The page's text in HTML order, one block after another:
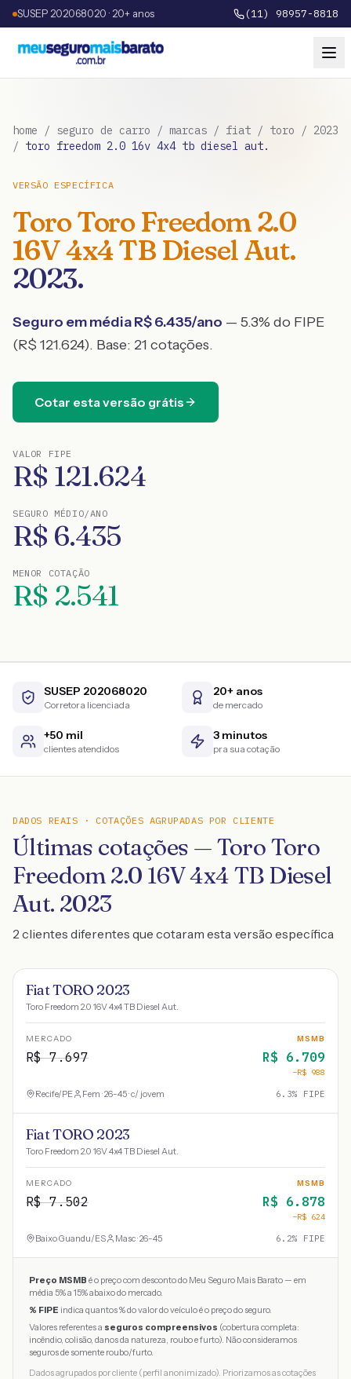
SUSEP 202068020 · 20+ anos (11) 98957-8818
home / seguro de carro / marcas / fiat / toro / 2023
/ toro freedom 2.0 16v 4x4 tb diesel aut.
VERSÃO ESPECÍFICA
ToroToro Freedom 2.0
16V 4x4 TB Diesel Aut.
2023.
Seguro em média R$6.435/ano — 5.3% do FIPE
(R$ 121.624). Base: 21 cotações.
Cotar esta versão grátis
VALOR FIPE
R$ 121.624
SEGURO MÉDIO/ANO
R$ 6.435
MENOR COTAÇÃO
R$ 2.541
SUSEP 202068020
Corretora licenciada
20+ anos
de mercado
+50 mil
clientes atendidos
3 minutos
pra sua cotação
DADOS REAIS · COTAÇÕES AGRUPADAS POR CLIENTE
Últimas cotações — Toro Toro
Freedom 2.0 16V 4x4 TB Diesel
Aut. 2023
2 clientes diferentes que cotaram esta versão específica
Fiat TORO 2023
Toro Freedom 2.0 16V 4x4 TB Diesel Aut.
MERCADO
R$7.697
MSMB
R$ 6.709
−R$ 988
Recife/PE Fem · 26-45 · c/ jovem 6.3% FIPE
Fiat TORO 2023
Toro Freedom 2.0 16V 4x4 TB Diesel Aut.
MERCADO
R$7.502
MSMB
R$ 6.878
−R$ 624
Baixo Guandu/ES Masc · 26-45 6.2% FIPE
Preço MSMB é o preço com desconto do Meu Seguro Mais Barato — em
média 5% a 15% abaixo do mercado.
% FIPE indica quantos % do valor do veículo é o preço do seguro.
Valores referentes a seguros compreensivos (cobertura completa:
incêndio, colisão, danos da natureza, roubo e furto). Não consideramos
seguros de somente roubo/furto.
Dados agrupados por cliente (perfil anonimizado). Priorizamos as cotações